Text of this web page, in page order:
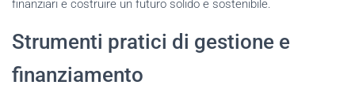
finanziari e costruire un futuro solido e sostenibile.
Strumenti pratici di gestione e
finanziamento